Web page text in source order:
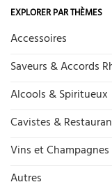
EXPLORER PAR THÈMES
Accessoires
Saveurs & Accords
Alcools & Spiritueux
Cavistes &
Vins et Champagnes
Autres